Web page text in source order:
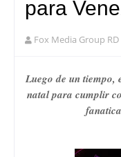
para
Fox Media Group RD
Luego de un tiempo,
natal para cumplir